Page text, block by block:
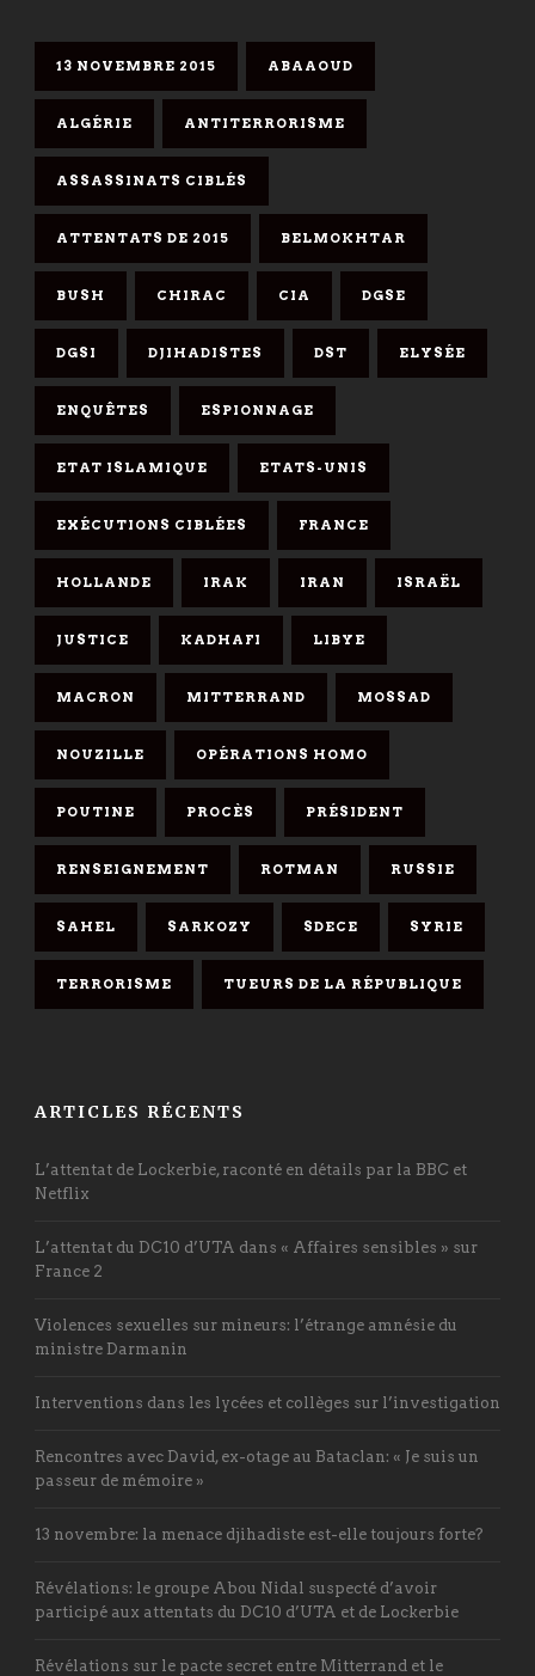
13 NOVEMBRE 2015 ABAAOUD
ALGÉRIE ANTITERRORISME
ASSASSINATS CIBLÉS
ATTENTATS DE 2015 BELMOKHTAR
BUSH CHIRAC CIA DGSE
DGSI DJIHADISTES DST ELYSÉE
ENQUÊTES ESPIONNAGE
ETAT ISLAMIQUE ETATS-UNIS
EXÉCUTIONS CIBLÉES FRANCE
HOLLANDE IRAK IRAN ISRAËL
JUSTICE KADHAFI LIBYE
MACRON MITTERRAND MOSSAD
NOUZILLE OPÉRATIONS HOMO
POUTINE PROCÈS PRÉSIDENT
RENSEIGNEMENT ROTMAN RUSSIE
SAHEL SARKOZY SDECE SYRIE
TERRORISME TUEURS DE LA RÉPUBLIQUE
ARTICLES RÉCENTS
L’attentat de Lockerbie, raconté en détails par la BBC et
Netflix
L’attentat du DC10 d’UTA dans « Affaires sensibles » sur
France 2
Violences sexuelles sur mineurs: l’étrange amnésie du
ministre Darmanin
Interventions dans les lycées et collèges sur l’investigation
Rencontres avec David, ex-otage au Bataclan: « Je suis un
passeur de mémoire »
13 novembre: la menace djihadiste est-elle toujours forte?
Révélations: le groupe Abou Nidal suspecté d’avoir
participé aux attentats du DC10 d’UTA et de Lockerbie
Révélations sur le pacte secret entre Mitterrand et le